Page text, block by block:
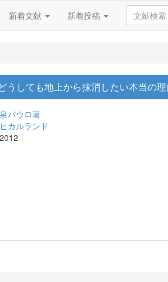
新着文献 新着投稿
うしても地上から抹消したい本当の
泉パウロ著
ヒカルランド
2012